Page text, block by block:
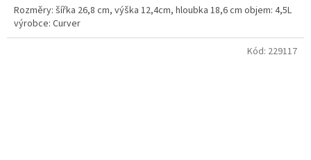
Rozměry: šířka 26,8 cm, výška 12,4cm, hloubka 18,6 cm objem: 4,5L
výrobce: Curver
Kód: 229117